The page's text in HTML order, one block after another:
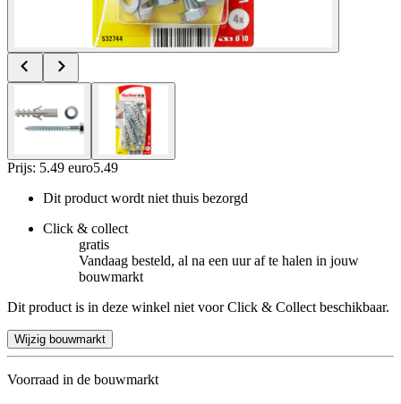
Prijs: 5.49 euro5.49
Dit product wordt niet thuis bezorgd
Click & collect
gratis
Vandaag besteld, al na een uur af te halen in jouw
bouwmarkt
Dit product is in deze winkel niet voor Click & Collect beschikbaar.
Wijzig bouwmarkt
Voorraad in de bouwmarkt